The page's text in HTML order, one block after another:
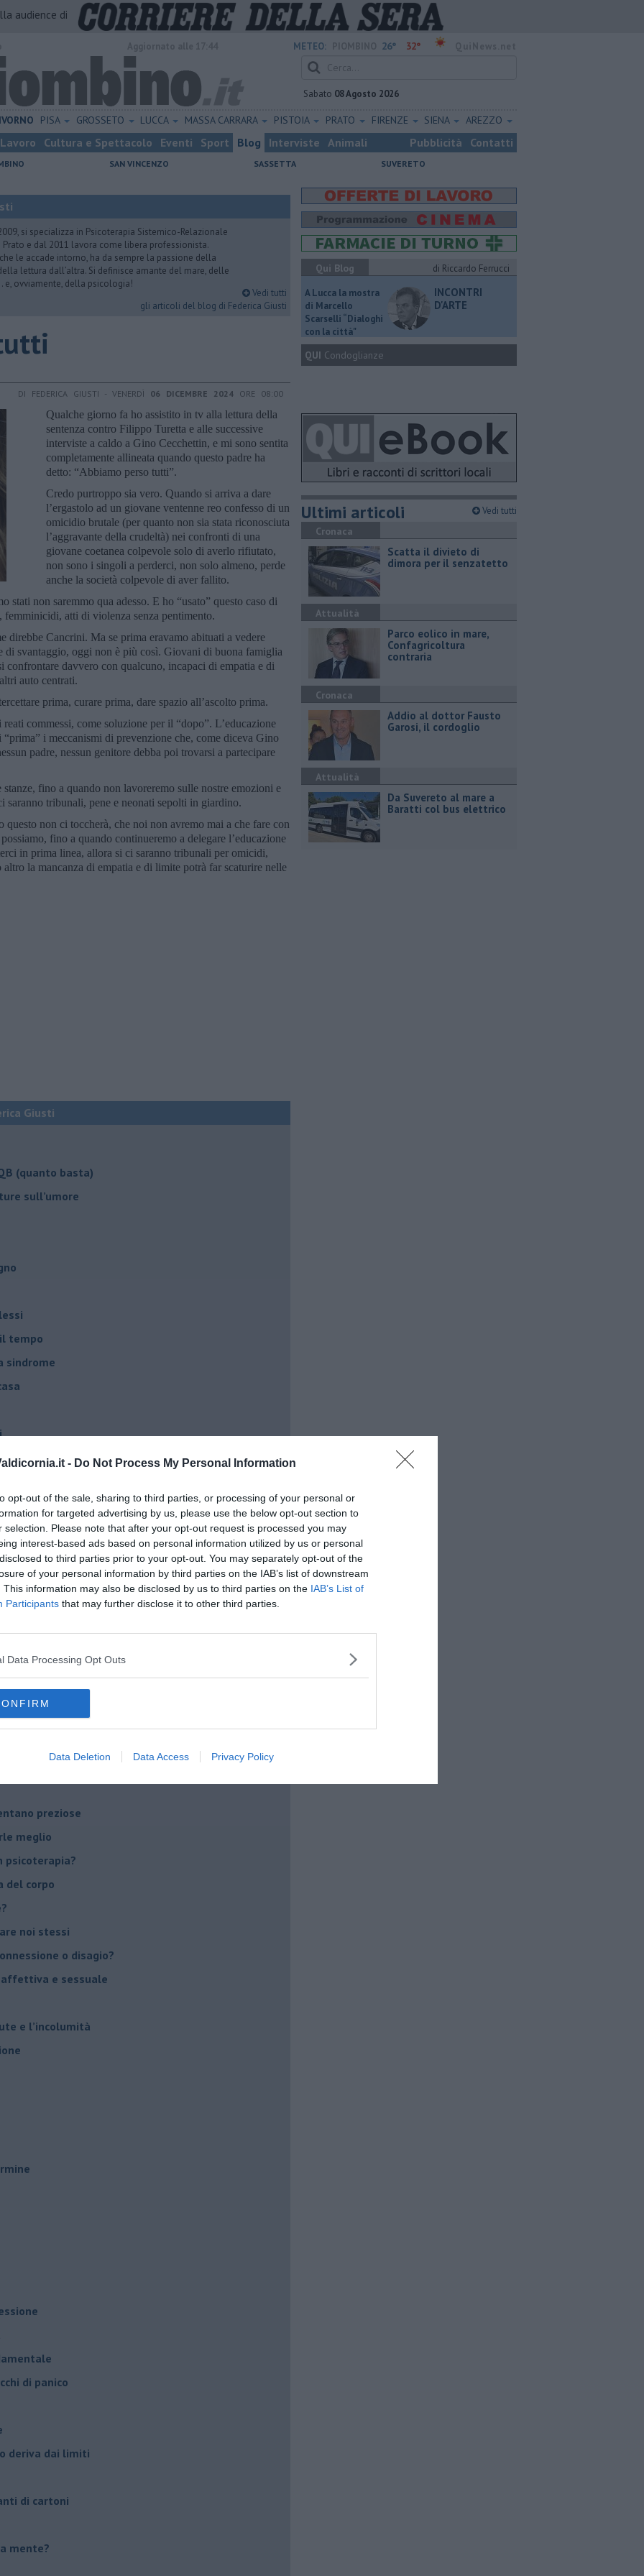
- Do Not Process My Personal Information
opt-out of the sale, sharing to third parties, or processing of your personal or
for targeted advertising by us, please use the below opt-out section to
selection. Please note that after your opt-out request is processed you may
interest-based ads based on personal information utilized by us or personal
to third parties prior to your opt-out. You may separately opt-out of the
of your personal information by third parties on the IAB’s list of downstream
This information may also be disclosed by us to third parties on the IAB’s List of
Participants that may further disclose it to other third parties.
Data Processing Opt Outs
Data Deletion Data Access Privacy Policy
audience di
METEO: 26° 32°
Sabato 08 Agosto 2026
PISA GROSSETO LUCCA MASSA CARRARA PISTOIA PRATO FIRENZE SIENA AREZZO
Lavoro Cultura e Spettacolo Eventi Sport Blog Interviste Animali Pubblicità Contatti
SAN VINCENZO SASSETTA SUVERETO
si specializza in Psicoterapia Sistemico-Relazionale
Prato e dal 2011 lavora come libera professionista.
le accade intorno, ha da sempre la passione della
lettura dall’altra. Si definisce amante del mare, delle
e, ovviamente, della psicologia!
Vedi tutti
gli articoli del blog di Federica Giusti
DI FEDERICA GIUSTI - VENERDÌ 06 DICEMBRE 2024 ORE 08:00
Qualche giorno fa ho assistito in tv alla lettura della
sentenza contro Filippo Turetta e alle successive
interviste a caldo a Gino Cecchettin, e mi sono sentita
completamente allineata quando questo padre ha
detto: “Abbiamo perso tutti”.
Credo purtroppo sia vero. Quando si arriva a dare
l’ergastolo ad un giovane ventenne reo confesso di un
omicidio brutale (per quanto non sia stata riconosciuta
l’aggravante della crudeltà) nei confronti di una
giovane coetanea colpevole solo di averlo rifiutato,
non sono i singoli a perderci, non solo almeno, perde
anche la società colpevole di aver fallito.
stati non saremmo qua adesso. E ho “usato” questo caso di
atti di violenza senza pentimento.
direbbe Cancrini. Ma se prima eravamo abituati a vedere
di svantaggio, oggi non è più così. Giovani di buona famiglia
confrontare davvero con qualcuno, incapaci di empatia e di
auto centrati.
prima, curare prima, dare spazio all’ascolto prima.
commessi, come soluzione per il “dopo”. L’educazione
i meccanismi di prevenzione che, come diceva Gino
padre, nessun genitore debba poi trovarsi a partecipare
fino a quando non lavoreremo sulle nostre emozioni e
saranno tribunali, pene e neonati sepolti in giardino.
questo non ci toccherà, che noi non avremo mai a che fare con
fino a quando continueremo a delegare l’educazione
in prima linea, allora si ci saranno tribunali per omicidi,
la mancanza di empatia e di limite potrà far scaturire nelle
Giusti
(quanto basta)
sull’umore
tempo
sindrome
è fondamentale
il tuo tempo
madre!
supereroi?
di dire la loro
diventa un peso
errori?
preziose
meglio
psicoterapia?
del corpo
noi stessi
o disagio?
affettiva e sessuale
e l’incolumità
di panico
deriva dai limiti
di cartoni
mente?
Qui Blog
di Riccardo Ferrucci
A Lucca la mostra
di Marcello
Scarselli “Dialoghi
con la città"
INCONTRI
D'ARTE
QUI Condoglianze
Ultimi articoli Vedi tutti
Cronaca
Scatta il divieto di
dimora per il senzatetto
Attualità
Parco eolico in mare,
Confagricoltura
contraria
Cronaca
Addio al dottor Fausto
Garosi, il cordoglio
Attualità
Da Suvereto al mare a
Baratti col bus elettrico